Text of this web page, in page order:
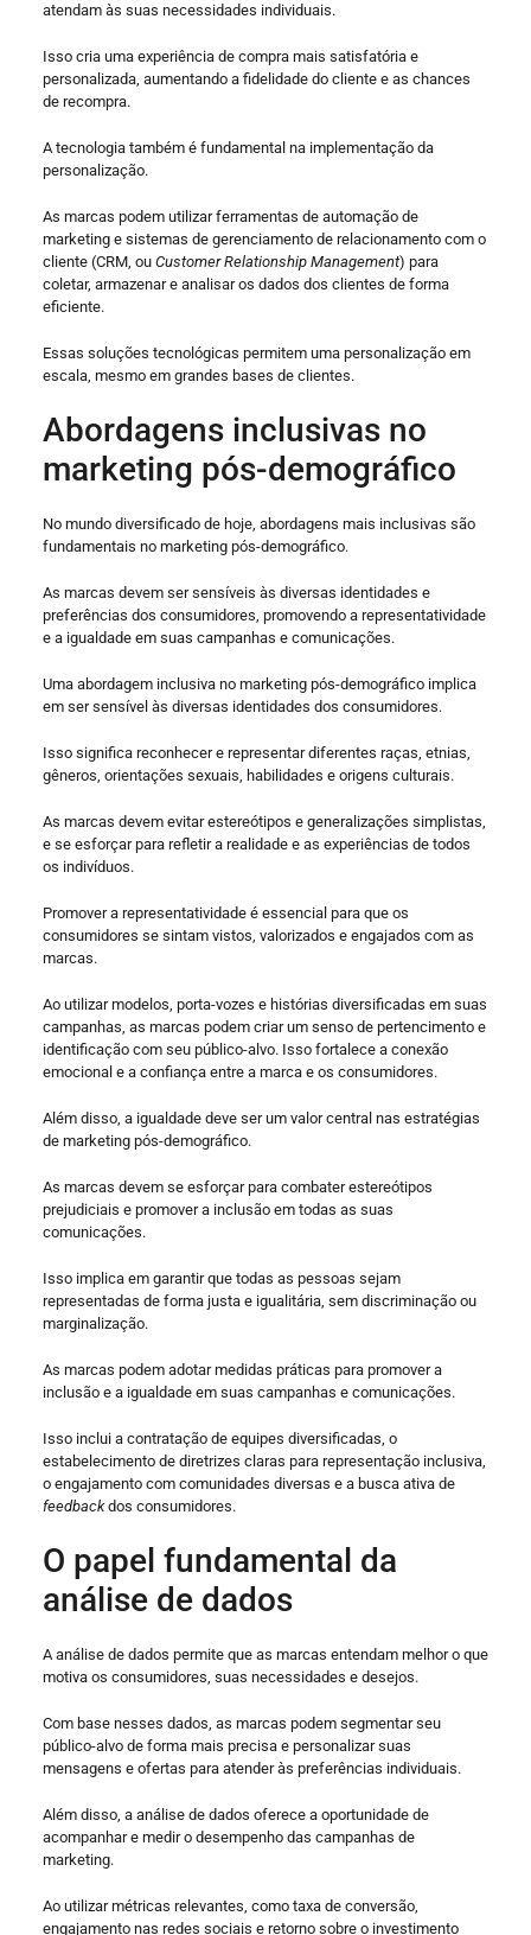
atendam às suas necessidades individuais.
Isso cria uma experiência de compra mais satisfatória e
personalizada, aumentando a fidelidade do cliente e as chances
de recompra.
A tecnologia também é fundamental na implementação da
personalização.
As marcas podem utilizar ferramentas de automação de
marketing e sistemas de gerenciamento de relacionamento com o
cliente (CRM, ou Customer Relationship Management) para
coletar, armazenar e analisar os dados dos clientes de forma
eficiente.
Essas soluções tecnológicas permitem uma personalização em
escala, mesmo em grandes bases de clientes.
Abordagens inclusivas no
marketing pós-demográfico
No mundo diversificado de hoje, abordagens mais inclusivas são
fundamentais no marketing pós-demográfico.
As marcas devem ser sensíveis às diversas identidades e
preferências dos consumidores, promovendo a representatividade
e a igualdade em suas campanhas e comunicações.
Uma abordagem inclusiva no marketing pós-demográfico implica
em ser sensível às diversas identidades dos consumidores.
Isso significa reconhecer e representar diferentes raças, etnias,
gêneros, orientações sexuais, habilidades e origens culturais.
As marcas devem evitar estereótipos e generalizações simplistas,
e se esforçar para refletir a realidade e as experiências de todos
os indivíduos.
Promover a representatividade é essencial para que os
consumidores se sintam vistos, valorizados e engajados com as
marcas.
Ao utilizar modelos, porta-vozes e histórias diversificadas em suas
campanhas, as marcas podem criar um senso de pertencimento e
identificação com seu público-alvo. Isso fortalece a conexão
emocional e a confiança entre a marca e os consumidores.
Além disso, a igualdade deve ser um valor central nas estratégias
de marketing pós-demográfico.
As marcas devem se esforçar para combater estereótipos
prejudiciais e promover a inclusão em todas as suas
comunicações.
Isso implica em garantir que todas as pessoas sejam
representadas de forma justa e igualitária, sem discriminação ou
marginalização.
As marcas podem adotar medidas práticas para promover a
inclusão e a igualdade em suas campanhas e comunicações.
Isso inclui a contratação de equipes diversificadas, o
estabelecimento de diretrizes claras para representação inclusiva,
o engajamento com comunidades diversas e a busca ativa de
feedbackdos consumidores.
O papel fundamental da
análise de dados
A análise de dados permite que as marcas entendam melhor o que
motiva os consumidores, suas necessidades e desejos.
Com base nesses dados, as marcas podem segmentar seu
público-alvo de forma mais precisa e personalizar suas
mensagens e ofertas para atender às preferências individuais.
Além disso, a análise de dados oferece a oportunidade de
acompanhar e medir o desempenho das campanhas de
marketing.
Ao utilizar métricas relevantes, como taxa de conversão,
engajamento nas redes sociais e retorno sobre o investimento